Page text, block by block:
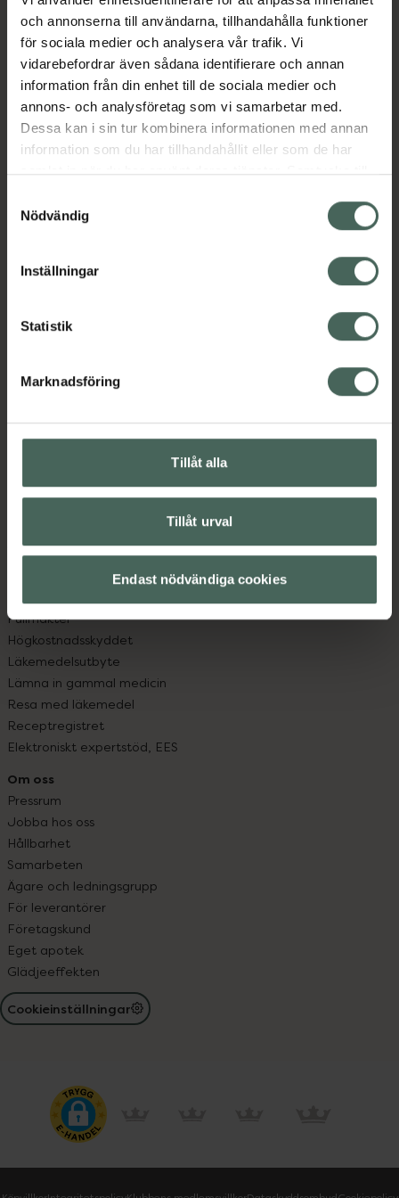
och annonserna till användarna, tillhandahålla funktioner
för sociala medier och analysera vår trafik. Vi
vidarebefordrar även sådana identifierare och annan
information från din enhet till de sociala medier och
annons- och analysföretag som vi samarbetar med.
Dessa kan i sin tur kombinera informationen med annan
information som du har tillhandahållit eller som de har
samlat in när du har använt deras tjänster. Samtycke till
återkalla ditt samtycke via webbplatsens
cookieinställningar. Ett återkallat samtycke påverkar inte
lagligheten av behandling som skett innan återkallelsen.
Nödvändig
Inställningar
Statistik
Marknadsföring
Tillåt alla
Tillåt urval
Endast nödvändiga cookies
Aktuella erbjudanden
Beskrivning Dölj
Kronans Apotek finns här för dig. Du hittar oss från Skåne i
syd till Lappland i norr, och online i mobilen och på
datorn. Oavsett vem du är så är det vårt uppdrag att
med oss.
Hitta apotek
Kundklubb
App
Fullmakter
Högkostnadsskyddet
Läkemedelsutbyte
Lämna in gammal medicin
Resa med läkemedel
Receptregistret
Elektroniskt expertstöd, EES
Om oss
Pressrum
Jobba hos oss
Hållbarhet
Samarbeten
Ägare och ledningsgrupp
För leverantörer
Företagskund
Eget apotek
Glädjeeffekten
Cookieinställningar